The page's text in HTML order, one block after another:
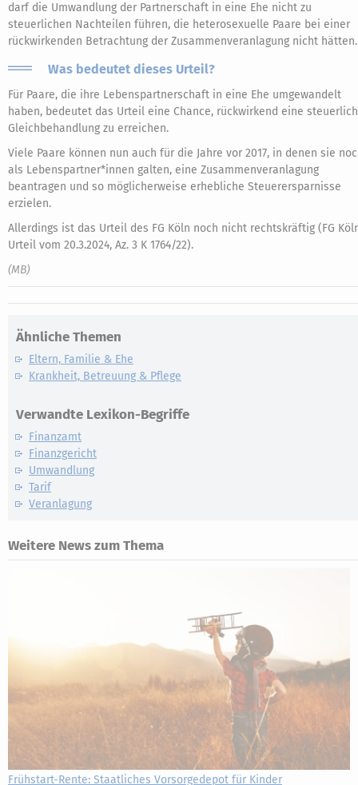
darf die Umwandlung der Partnerschaft in eine Ehe nicht zu
steuerlichen Nachteilen führen, die heterosexuelle Paare bei einer
rückwirkenden Betrachtung der Zusammenveranlagung nicht hätten.
Was bedeutet dieses Urteil?
Für Paare, die ihre Lebenspartnerschaft in eine Ehe umgewandelt
haben, bedeutet das Urteil eine Chance, rückwirkend eine
Gleichbehandlung zu erreichen.
Viele Paare können nun auch für die Jahre vor 2017, in denen sie
als Lebenspartner*innen galten, eine Zusammenveranlagung
beantragen und so möglicherweise erhebliche Steuerersparnisse
erzielen.
Allerdings ist das Urteil des FG Köln noch nicht rechtskräftig (FG
Urteil vom 20.3.2024, Az. 3 K 1764/22).
(MB)
Ähnliche Themen
Eltern, Familie & Ehe
Krankheit, Betreuung & Pflege
Verwandte Lexikon-Begriffe
Finanzamt
Finanzgericht
Umwandlung
Tarif
Veranlagung
Weitere News zum Thema
Frühstart-Rente: Staatliches Vorsorgedepot für Kinder